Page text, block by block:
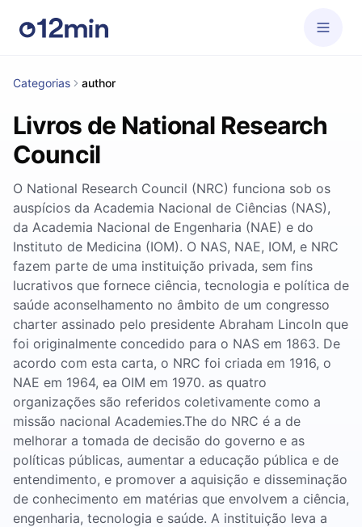
Categorias author
Livros de National Research
Council
O National Research Council (NRC) funciona sob os
auspícios da Academia Nacional de Ciências (NAS),
da Academia Nacional de Engenharia (NAE) e do
Instituto de Medicina (IOM). O NAS, NAE, IOM, e NRC
fazem parte de uma instituição privada, sem fins
lucrativos que fornece ciência, tecnologia e política de
saúde aconselhamento no âmbito de um congresso
charter assinado pelo presidente Abraham Lincoln que
foi originalmente concedido para o NAS em 1863. De
acordo com esta carta, o NRC foi criada em 1916, o
NAE em 1964, ea OIM em 1970. as quatro
organizações são referidos coletivamente como a
missão nacional Academies.The do NRC é a de
melhorar a tomada de decisão do governo e as
políticas públicas, aumentar a educação pública e de
entendimento, e promover a aquisição e disseminação
de conhecimento em matérias que envolvem a ciência,
engenharia, tecnologia e saúde. A instituição leva a